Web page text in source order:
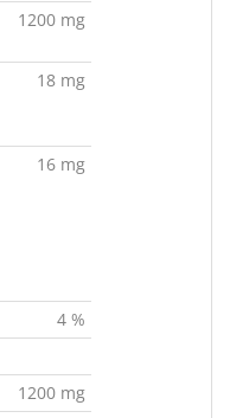
1200 mg
18 mg
16 mg
4 %
1200 mg